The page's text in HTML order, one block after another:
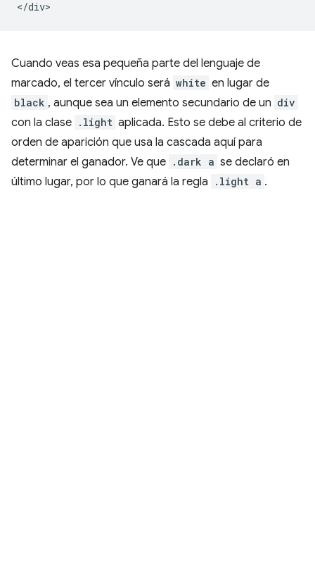
Cuando veas esa pequeña parte del lenguaje de
marcado, el tercer vínculo será white en lugar de
black , aunque sea un elemento secundario de un div
con la clase .light aplicada. Esto se debe al criterio de
orden de aparición que usa la cascada aquí para
determinar el ganador. Ve que .dark a se declaró en
último lugar, por lo que ganará la regla
.light a .